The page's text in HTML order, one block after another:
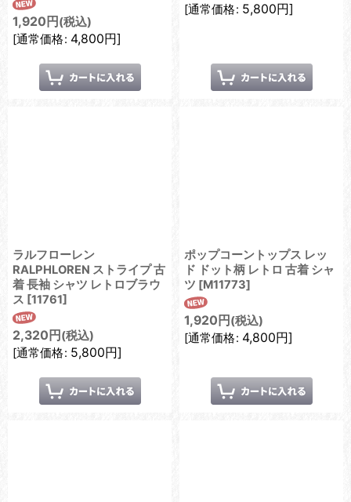
1,920 円 (税込)
[通常価格: 4,800円]
[通常価格: 5,800円]
ラルフローレン
RALPHLOREN ストライプ 古
着 長袖 シャツ レトロブラウ
ス [11761]
2,320 円 (税込)
[通常価格: 5,800円]
ポップコーントップス レッ
ド ドット柄 レトロ 古着 シャ
ツ [M11773]
1,920 円 (税込)
[通常価格: 4,800円]